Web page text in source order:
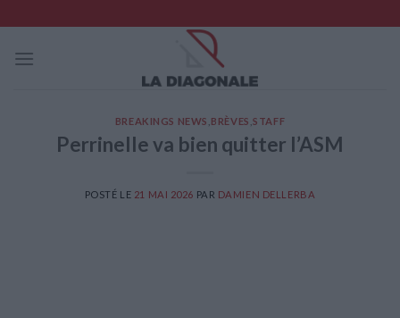
to
content
BREAKINGS NEWS BRÈVES ,STAFF
Perrinelle va bien quitter l’ASM
POSTÉ LE 21 MAI 2026 PAR DAMIEN DELLERBA